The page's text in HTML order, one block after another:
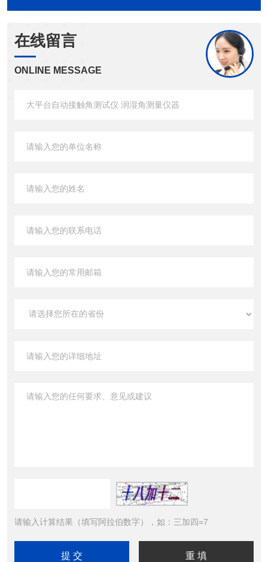
在线留言
ONLINE MESSAGE
请输入计算结果（填写阿拉伯数字），如：三加四=7